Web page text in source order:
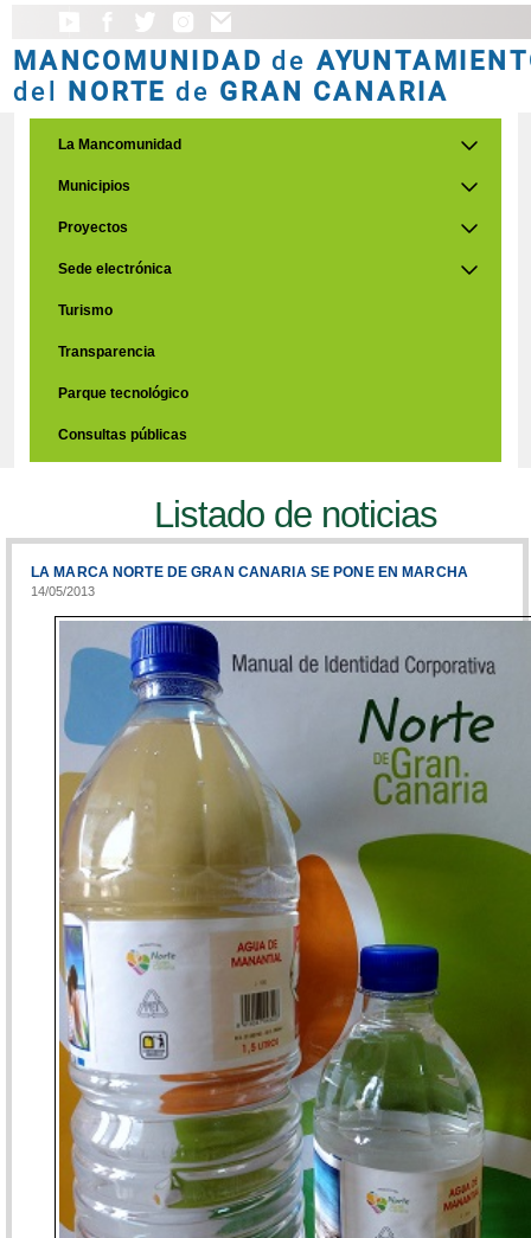
MANCOMUNIDAD de
del NORTE de GRAN CANARIA
La Mancomunidad
Municipios
Proyectos
Sede electrónica
Turismo
Transparencia
Parque tecnológico
Consultas públicas
Listado de noticias
LA MARCA NORTE DE GRAN CANARIA SE PONE EN MARCHA
14/05/2013